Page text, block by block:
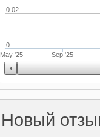
May '25 Sep '25
0
0.02
Новый